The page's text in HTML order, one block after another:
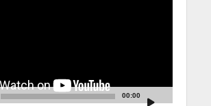
00:00